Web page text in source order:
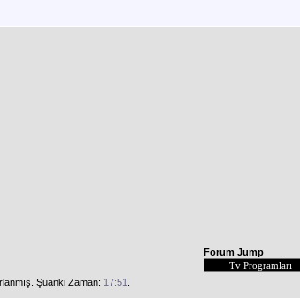
Forum Jump
Şuanki Zaman: 17:51